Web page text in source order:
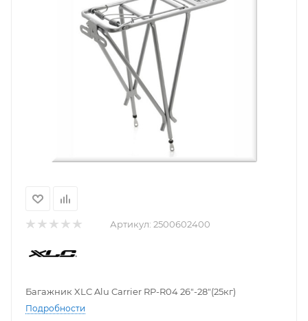
Артикул: 2500602400
Багажник XLC Alu Carrier RP-R04 26″-28″(25кг)
Подробности